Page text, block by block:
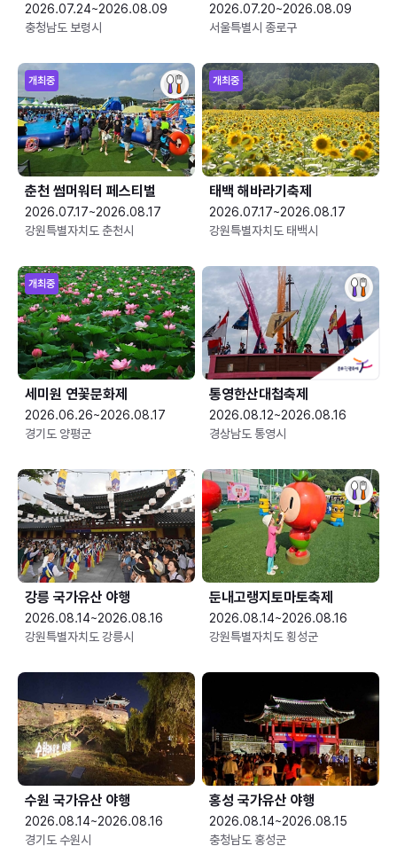
2026.07.24~2026.08.09
충청남도 보령시
2026.07.20~2026.08.09
서울특별시 종로구
개최중
춘천 썸머워터 페스티벌
2026.07.17~2026.08.17
강원특별자치도 춘천시
개최중
태백 해바라기축제
2026.07.17~2026.08.17
강원특별자치도 태백시
개최중
세미원 연꽃문화제
2026.06.26~2026.08.17
경기도 양평군
통영한산대첩축제
2026.08.12~2026.08.16
경상남도 통영시
강릉 국가유산 야행
2026.08.14~2026.08.16
강원특별자치도 강릉시
둔내고랭지토마토축제
2026.08.14~2026.08.16
강원특별자치도 횡성군
수원 국가유산 야행
2026.08.14~2026.08.16
경기도 수원시
홍성 국가유산 야행
2026.08.14~2026.08.15
충청남도 홍성군